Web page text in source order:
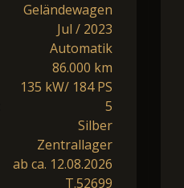
Geländewagen
Jul / 2023
Automatik
86.000 km
135 kW/ 184 PS
5
Silber
Zentrallager
ab ca. 12.08.2026
T.52699